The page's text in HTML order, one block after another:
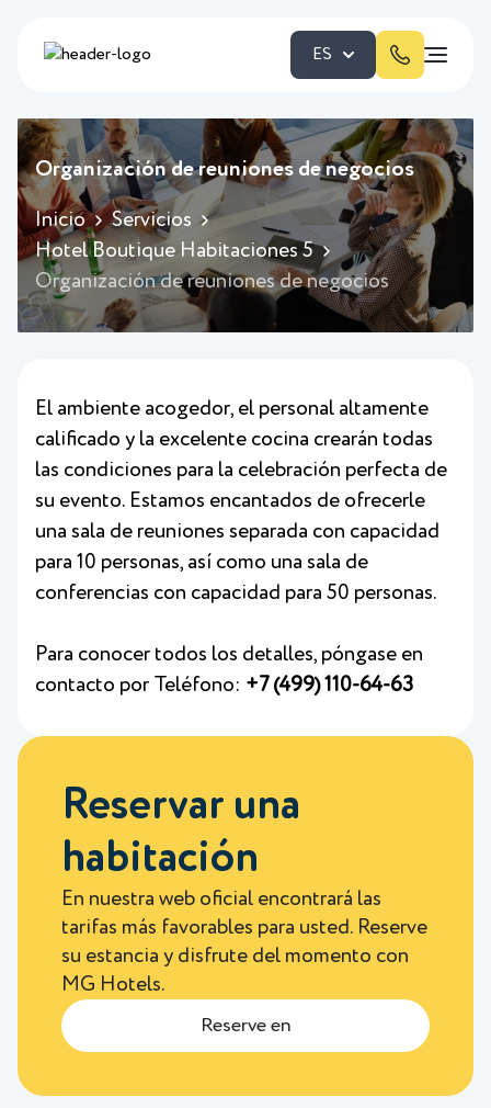
ES
Organización de reuniones de negocios
Inicio
Servicios
Hotel Boutique Habitaciones 5
Organización de reuniones de negocios
El ambiente acogedor, el personal altamente
calificado y la excelente cocina crearán todas
las condiciones para la celebración perfecta de
su evento. Estamos encantados de ofrecerle
una sala de reuniones separada con capacidad
para 10 personas, así como una sala de
conferencias con capacidad para 50 personas.
Para conocer todos los detalles, póngase en
contacto por Teléfono: +7 (499) 110-64-63
Reservar una
habitación
En nuestra web oficial encontrará las
tarifas más favorables para usted. Reserve
su estancia y disfrute del momento con
MG Hotels.
Reserve en